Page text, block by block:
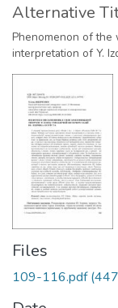
Alternative
Phenomenon of the
interpretation of Y.
Files
109-116.pdf